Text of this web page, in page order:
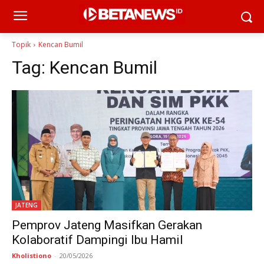
Topik Kencan Bumil
Tag: Kencan Bumil
JATENG
Pemprov Jateng Masifkan Gerakan
Kolaboratif Dampingi Ibu Hamil
Kholistiono - 20/05/2026